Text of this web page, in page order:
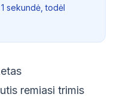
sekundė, todėl
remiasi trimis